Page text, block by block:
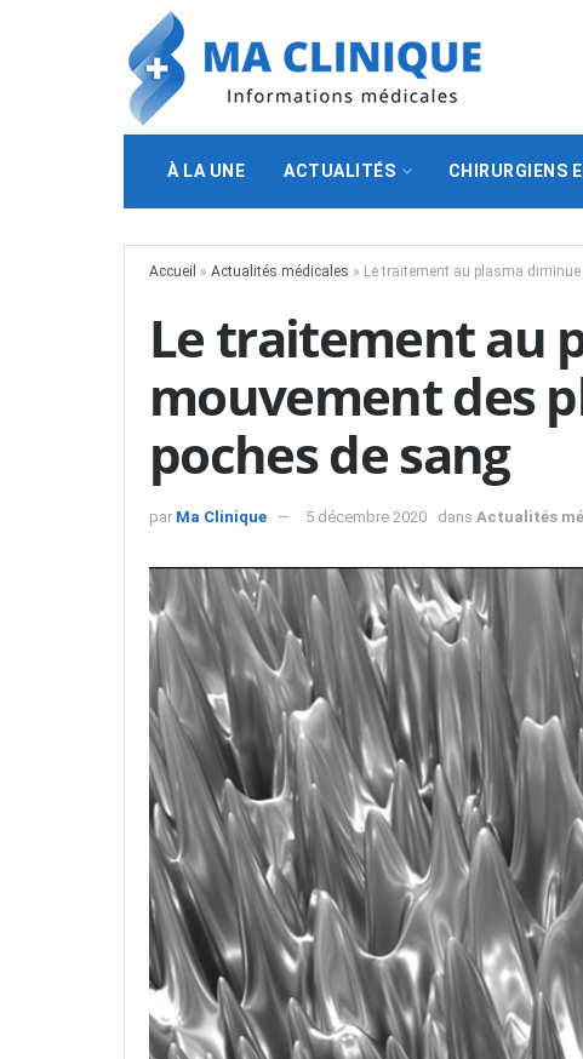
À LA UNE ACTUALITÉS CHIRURGIENS
Accueil » Actualités médicales » Le traitement au plasma
Le traitement au
mouvement des
poches de sang
par Ma Clinique 5 décembre 2020 dans Actualités